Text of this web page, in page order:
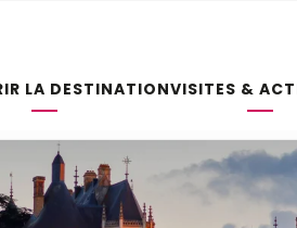
LA DESTINATIONVISITES &